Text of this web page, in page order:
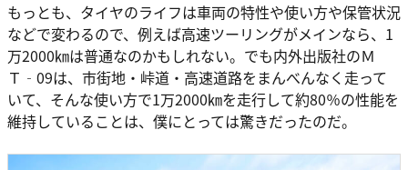
もっとも、タイヤのライフは車両の特性や使い方や保管状況
などで変わるので、例えば高速ツーリングがメインなら、1
万2000㎞は普通なのかもしれない。でも内外出版社のＭ
Ｔ‐09は、市街地・峠道・高速道路をまんべんなく走って
いて、そんな使い方で1万2000㎞を走行して約80％の性能を
維持していることは、僕にとっては驚きだったのだ。